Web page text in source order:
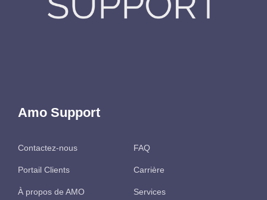
Amo Support
Contactez-nous FAQ
Portail Clients Carrière
À propos de AMO Services